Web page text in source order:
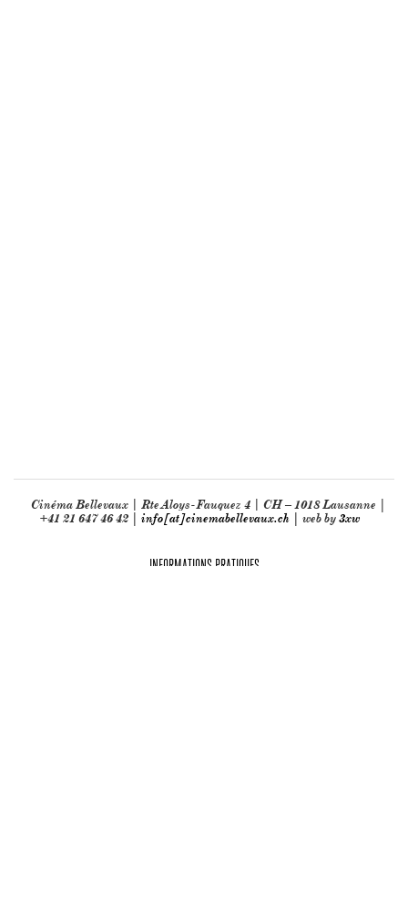
Cinéma Bellevaux | Rte Aloys-Fauquez 4 | CH – 1018 Lausanne |
+41 21 647 46 42 | info[at]cinemabellevaux.ch | web by3xw
INFORMATIONS PRATIQUES